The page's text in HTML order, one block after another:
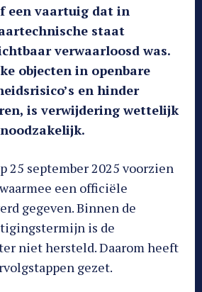
een vaartuig dat in
staat
verwaarloosd was.
objecten in openbare
en hinder
is verwijdering wettelijk
25 september 2025 voorzien
een officiële
gegeven. Binnen de
is de
niet hersteld. Daarom heeft
gezet.